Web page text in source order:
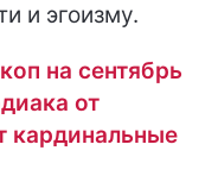
и эгоизму.
на сентябрь
от
кардинальные